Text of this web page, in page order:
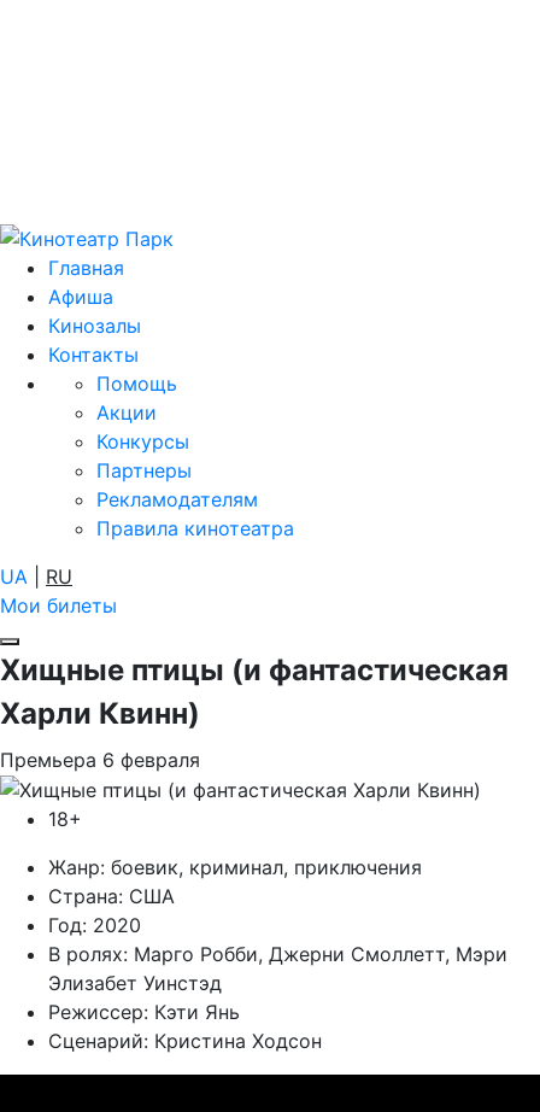
Главная
Афиша
Кинозалы
Контакты
Помощь
Акции
Конкурсы
Партнеры
Рекламодателям
Правила кинотеатра
UA
RU
Мои билеты
Хищные птицы (и фантастическая
Харли Квинн)
Премьера 6 февраля
18+
Жанр: боевик, криминал, приключения
Страна: США
Год: 2020
В ролях: Марго Робби, Джерни Смоллетт, Мэри
Элизабет Уинстэд
Режиссер: Кэти Янь
Сценарий: Кристина Ходсон